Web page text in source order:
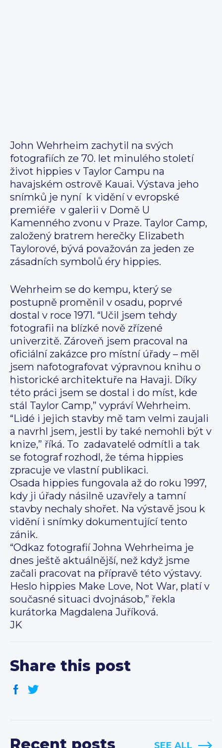
John Wehrheim zachytil na svých
fotografiích ze 70. let minulého století
život hippies v Taylor Campu na
havajském ostrově Kauai. Výstava jeho
snímků je nyní k vidění v evropské
premiéře v galerii v Domě U
Kamenného zvonu v Praze. Taylor Camp,
založený bratrem herečky Elizabeth
Taylorové, bývá považován za jeden ze
zásadních symbolů éry hippies.
Wehrheim se do kempu, který se
postupně proměnil v osadu, poprvé
dostal v roce 1971. “Učil jsem tehdy
fotografii na blízké nově zřízené
univerzitě. Zároveň jsem pracoval na
oficiální zakázce pro místní úřady – měl
jsem nafotografovat výpravnou knihu o
historické architektuře na Havaji. Díky
této práci jsem se dostal i do míst, kde
stál Taylor Camp,” vypráví Wehrheim.
“Lidé i jejich stavby mě tam velmi zaujali
a navrhl jsem, jestli by také nemohli být v
knize,” říká. To zadavatelé odmítli a tak
se fotograf rozhodl, že téma hippies
zpracuje ve vlastní publikaci.
Osada hippies fungovala až do roku 1997,
kdy ji úřady násilně uzavřely a tamní
stavby nechaly shořet. Na výstavě jsou k
vidění i snímky dokumentující tento
zánik.
“Odkaz fotografií Johna Wehrheima je
dnes ještě aktuálnější, než když jsme
začali pracovat na přípravě této výstavy.
Heslo hippies Make Love, Not War, platí v
současné situaci dvojnásob,” řekla
kurátorka Magdalena Juříková.
JK
Share this post
SEE ALL